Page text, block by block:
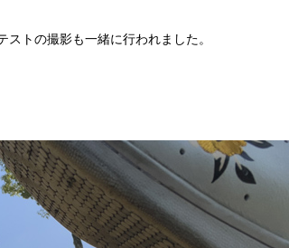
トの撮影も一緒に行われました。